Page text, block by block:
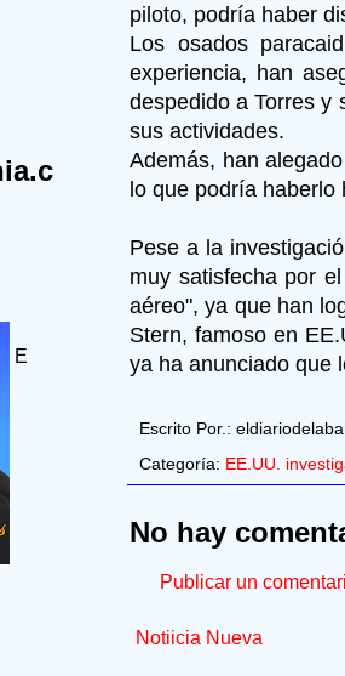
piloto, podría haber
Los osados
experiencia, han
despedido a Torres y
sus actividades.
Además, han
lo que podría haberlo
Pese a la
muy satisfecha por
aéreo", ya que han
Stern, famoso en
ya ha anunciado que
Escrito Por.:
Categoría: EE.UU.
No hay
Publicar un
Notiicia Nueva
E